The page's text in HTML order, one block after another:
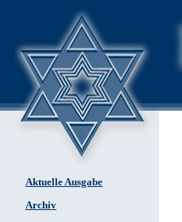
Aktuelle Ausgabe
Archiv